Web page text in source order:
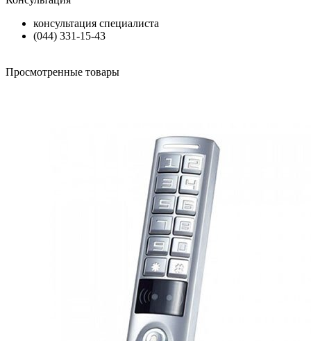
консультация специалиста
(044) 331-15-43
Просмотренные товары